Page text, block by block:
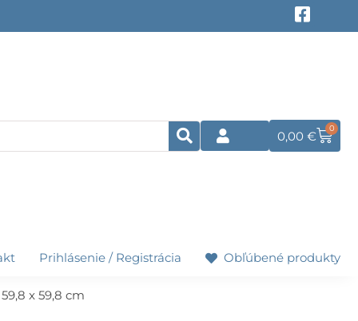
F
a
o
k
-
e
0,00 € 0
Cart
Prihlásenie / Registrácia Obľúbené produkty
x 59,8 cm